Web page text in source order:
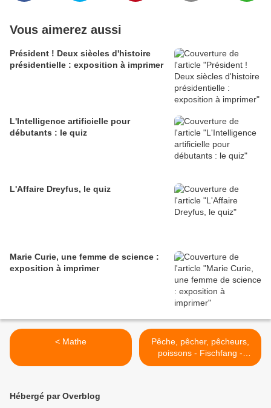
Vous aimerez aussi
Président ! Deux siècles d'histoire
présidentielle : exposition à imprimer
L'Intelligence artificielle pour
débutants : le quiz
L'Affaire Dreyfus, le quiz
Marie Curie, une femme de science :
exposition à imprimer
< Mathe
Pêche, pêcher, pêcheurs,
poissons - Fischfang -
Fishing Fish Fishes >
Hébergé par Overblog